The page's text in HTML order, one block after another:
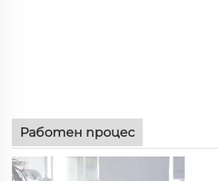
Работен процес